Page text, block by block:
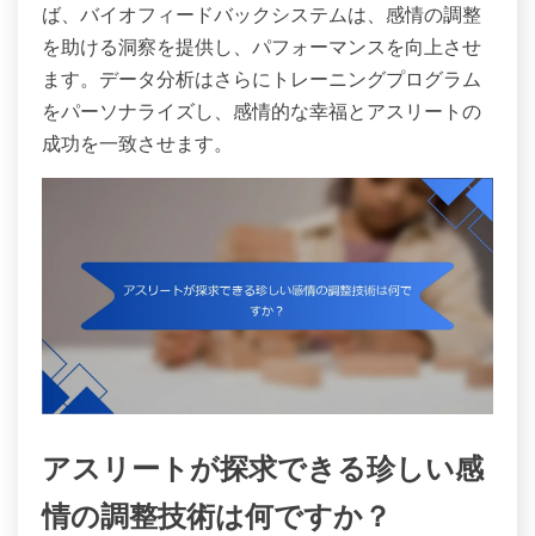
ば、バイオフィードバックシステムは、感情の調整
を助ける洞察を提供し、パフォーマンスを向上させ
ます。データ分析はさらにトレーニングプログラム
をパーソナライズし、感情的な幸福とアスリートの
成功を一致させます。
アスリートが探求できる珍しい感
情の調整技術は何ですか？